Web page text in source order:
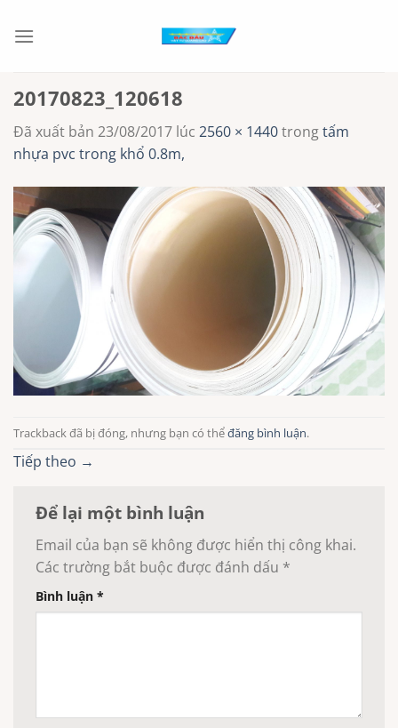
đến
20170823_120618
Đã xuất bản 23/08/2017 lúc 2560 × 1440trongtấm
nhựa pvc trong khổ 0.8m,
Trackback đã bị đóng, nhưng bạn có thểđăng bình luận.
Tiếp theo →
Để lại một bình luận
Email của bạn sẽ không được hiển thị công khai.
Các trường bắt buộc được đánh dấu *
Bình luận *